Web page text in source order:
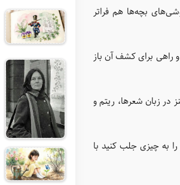
بچه‌ها هم فراتر
راهی برای کشف آن باز
در زبان شعرها، ریتم و
به چیزی جلب کنید با